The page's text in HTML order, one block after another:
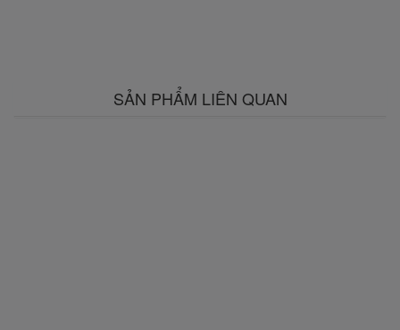
SẢN PHẨM LIÊN QUAN